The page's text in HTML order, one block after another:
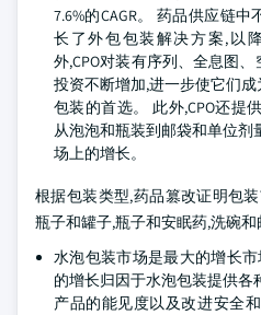
7.6%的CAGR。 药品供应链
长了外包包装解决方案,以
外,CPO对装有序列、全息图
投资不断增加,进一步使它们
包装的首选。 此外,CPO还提
从泡泡和瓶装到邮袋和单位
场上的增长。
根据包装类型,药品篡改证明包
瓶子和罐子,瓶子和安眠药,洗碗
水泡包装市场是最大的增长
的增长归因于水泡包装提供各
产品的能见度以及改进安全